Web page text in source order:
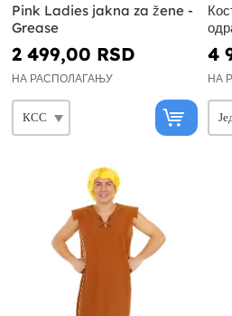
Pink Ladies jakna za žene -
Grease
2 499,00 RSD
НА РАСПОЛАГАЊУ
4
НА